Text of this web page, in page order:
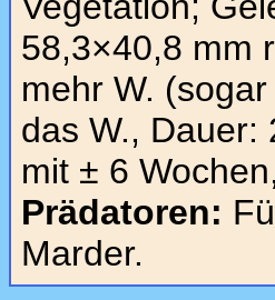
58,3×40,8 mm
mehr W.
das W., Dauer:
mit ± 6
Prädatoren:
Marder.